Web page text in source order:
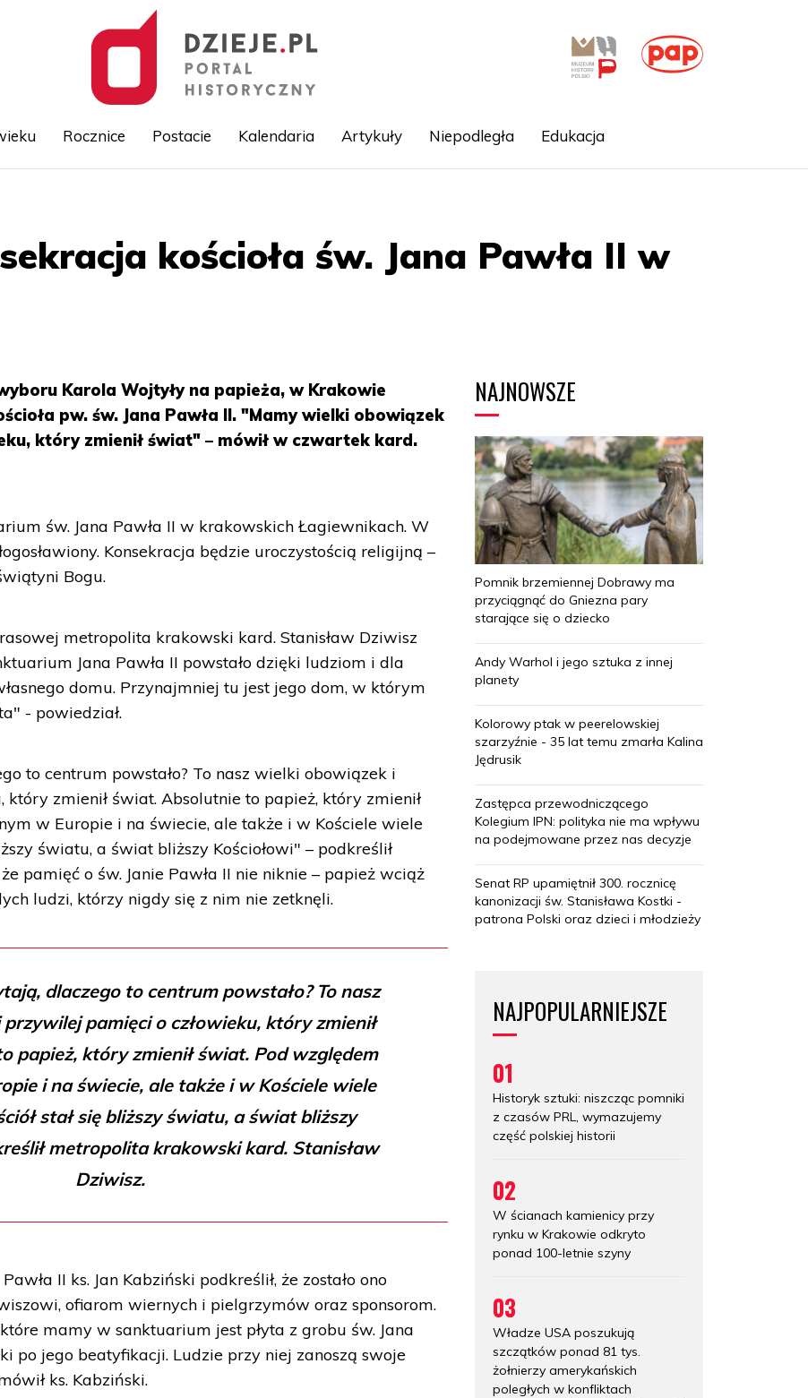
treści
Rocznice Postacie Kalendaria Artykuły Niepodległa Edukacja
kościoła św. Jana Pawła II w
Karola Wojtyły na papieża, w Krakowie
pw. św. Jana Pawła II. "Mamy wielki obowiązek
który zmienił świat" – mówił w czwartek kard.
św. Jana Pawła II w krakowskich Łagiewnikach. W
Konsekracja będzie uroczystością religijną –
Bogu.
metropolita krakowski kard. Stanisław Dziwisz
Jana Pawła II powstało dzięki ludziom i dla
domu. Przynajmniej tu jest jego dom, w którym
- powiedział.
to centrum powstało? To nasz wielki obowiązek i
zmienił świat. Absolutnie to papież, który zmienił
w Europie i na świecie, ale także i w Kościele wiele
światu, a świat bliższy Kościołowi" – podkreślił
pamięć o św. Janie Pawła II nie niknie – papież wciąż
ludzi, którzy nigdy się z nim nie zetknęli.
dlaczego to centrum powstało? To nasz
pamięci o człowieku, który zmienił
papież, który zmienił świat. Pod względem
i na świecie, ale także i w Kościele wiele
stał się bliższy światu, a świat bliższy
metropolita krakowski kard. Stanisław
Dziwisz.
II ks. Jan Kabziński podkreślił, że zostało ono
ofiarom wiernych i pielgrzymów oraz sponsorom.
mamy w sanktuarium jest płyta z grobu św. Jana
po jego beatyfikacji. Ludzie przy niej zanoszą swoje
ks. Kabziński.
NAJNOWSZE
Pomnik brzemiennej Dobrawy ma
przyciągnąć do Gniezna pary
starające się o dziecko
Andy Warhol i jego sztuka z innej
planety
Kolorowy ptak w peerelowskiej
szarzyźnie - 35 lat temu zmarła Kalina
Jędrusik
Zastępca przewodniczącego
Kolegium IPN: polityka nie ma wpływu
na podejmowane przez nas decyzje
Senat RP upamiętnił 300. rocznicę
kanonizacji św. Stanisława Kostki -
patrona Polski oraz dzieci i młodzieży
NAJPOPULARNIEJSZE
01
Historyk sztuki: niszcząc pomniki
z czasów PRL, wymazujemy
część polskiej historii
02
W ścianach kamienicy przy
rynku w Krakowie odkryto
ponad 100-letnie szyny
03
Władze USA poszukują
szczątków ponad 81 tys.
żołnierzy amerykańskich
poległych w konfliktach